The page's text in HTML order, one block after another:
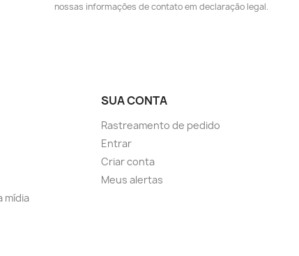
nossas informações de contato em declaração legal.
mídia
SUA CONTA
Rastreamento de pedido
Entrar
Criar conta
Meus alertas